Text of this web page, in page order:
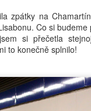
zpátky na
Co si
si přečetla
to konečně splnilo!